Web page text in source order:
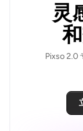
灵
Pixso 2.0